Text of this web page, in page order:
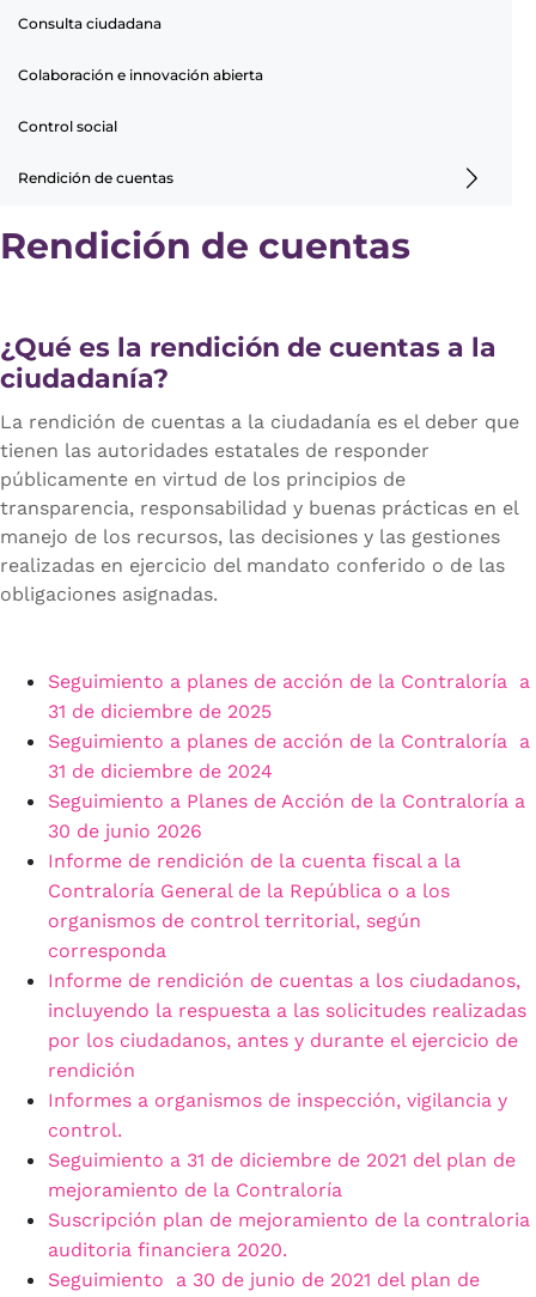
Consulta ciudadana
Colaboración e innovación abierta
Control social
Rendición de cuentas
Rendición de cuentas
¿Qué es la rendición de cuentas a la
ciudadanía?
La rendición de cuentas a la ciudadanía es el deber que
tienen las autoridades estatales de responder
públicamente en virtud de los principios de
transparencia, responsabilidad y buenas prácticas en el
manejo de los recursos, las decisiones y las gestiones
realizadas en ejercicio del mandato conferido o de las
obligaciones asignadas.
Seguimiento a planes de acción de la Contraloría a
31 de diciembre de 2025
Seguimiento a planes de acción de la Contraloría a
31 de diciembre de 2024
Seguimiento a Planes de Acción de la Contraloría a
30 de junio 2026
Informe de rendición de la cuenta fiscal a la
Contraloría General de la República o a los
organismos de control territorial, según
corresponda
Informe de rendición de cuentas a los ciudadanos,
incluyendo la respuesta a las solicitudes realizadas
por los ciudadanos, antes y durante el ejercicio de
rendición
Informes a organismos de inspección, vigilancia y
control.
Seguimiento a 31 de diciembre de 2021 del plan de
mejoramiento de la Contraloría
Suscripción plan de mejoramiento de la contraloria
auditoria financiera 2020.
Seguimiento a 30 de junio de 2021 del plan de